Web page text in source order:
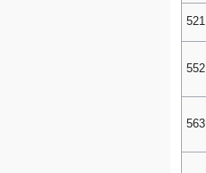
521
552
563